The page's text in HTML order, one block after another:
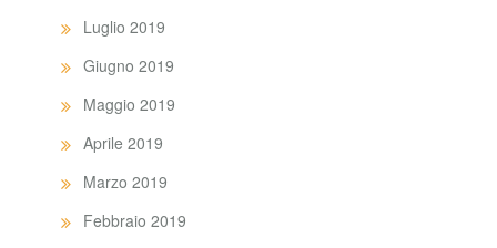
Luglio 2019
Giugno 2019
Maggio 2019
Aprile 2019
Marzo 2019
Febbraio 2019